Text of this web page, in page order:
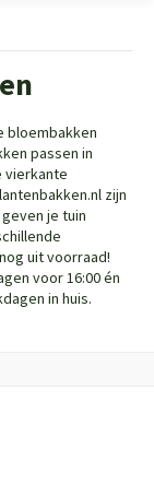
bloembakken
passen in
vierkante
zijn
je tuin
uit voorraad!
voor 16:00 én
in huis.